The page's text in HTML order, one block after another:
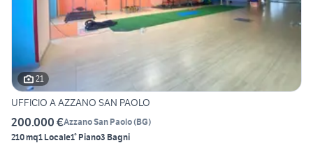
21
UFFICIO A AZZANO SAN PAOLO
200.000 €Azzano San Paolo(BG)
210 mq1 Locale1° Piano3 Bagni